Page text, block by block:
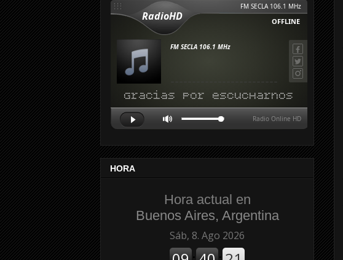
HORA
Hora actual en
Buenos Aires, Argentina